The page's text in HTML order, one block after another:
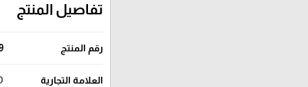
تفاصيل المنتج
رقم المنتج
العلامة التجارية